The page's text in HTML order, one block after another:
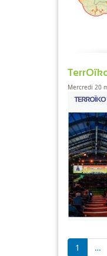
Mercredi 20
1 …